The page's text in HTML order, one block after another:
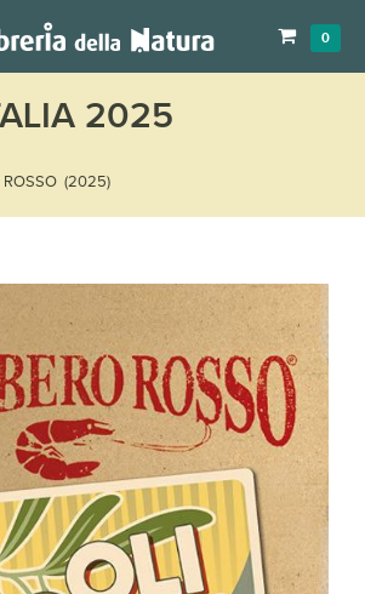
0
2025
ROSSO (2025)